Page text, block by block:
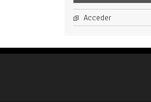
Acceder